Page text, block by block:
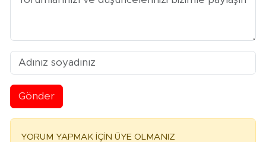
Gönder
YORUM YAPMAK İÇİN ÜYE OLMANIZ